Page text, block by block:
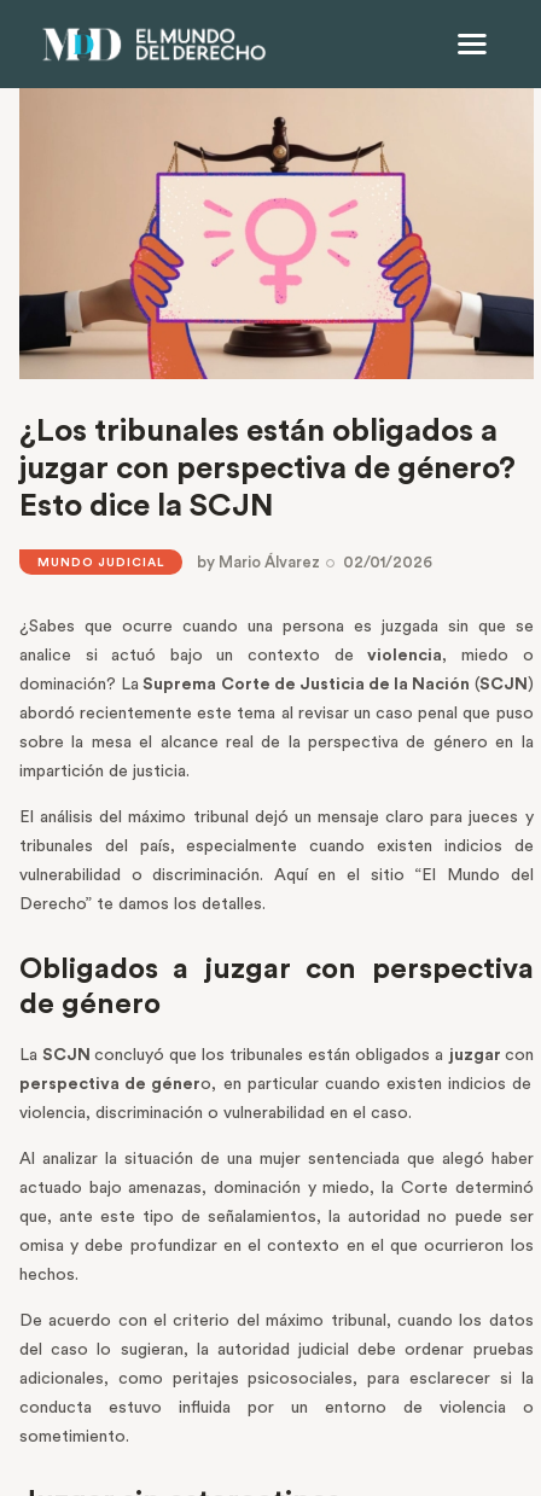
¿Los tribunales están obligados a
juzgar con perspectiva de género?
Esto dice la SCJN
MUNDO JUDICIAL by Mario Álvarez 02/01/2026
¿Sabes que ocurre cuando una persona es juzgada sin que se
analice si actuó bajo un contexto deviolencia, miedo o
dominación? La Suprema Corte de Justicia de la Nación (SCJN )
abordó recientemente este tema al revisar un caso penal que puso
sobre la mesa el alcance real de la perspectiva de género en la
impartición de justicia.
El análisis del máximo tribunal dejó un mensaje claro para jueces y
tribunales del país, especialmente cuando existen indicios de
vulnerabilidad o discriminación. Aquí en el sitio “El Mundo del
Derecho” te damos los detalles.
Obligados a juzgar con perspectiva
de género
LaSCJNconcluyó que los tribunales están obligados a juzgar con
perspectiva de género, en particular cuando existen indicios de
violencia, discriminación o vulnerabilidad en el caso.
Al analizar la situación de una mujer sentenciada que alegó haber
actuado bajo amenazas, dominación y miedo, la Corte determinó
que, ante este tipo de señalamientos, la autoridad no puede ser
omisa y debe profundizar en el contexto en el que ocurrieron los
hechos.
De acuerdo con el criterio del máximo tribunal, cuando los datos
del caso lo sugieran, la autoridad judicial debe ordenar pruebas
adicionales, como peritajes psicosociales, para esclarecer si la
conducta estuvo influida por un entorno de violencia o
sometimiento.